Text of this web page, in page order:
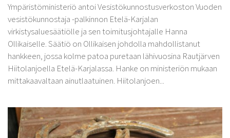
Ympäristöministeriö antoi Vesistökunnostusverkoston Vuoden
vesistökunnostaja -palkinnon Etelä-Karjalan
virkistysaluesäätiölle ja sen toimitusjohtajalle Hanna
Ollikaiselle. Säätiö on Ollikaisen johdolla mahdollistanut
hankkeen, jossa kolme patoa puretaan lähivuosina Rautjärven
Hiitolanjoella Etelä-Karjalassa. Hanke on ministeriön mukaan
mittakaavaltaan ainutlaatuinen. Hiitolanjoen...